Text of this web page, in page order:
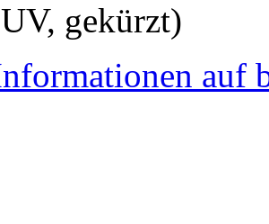
gekürzt)
auf